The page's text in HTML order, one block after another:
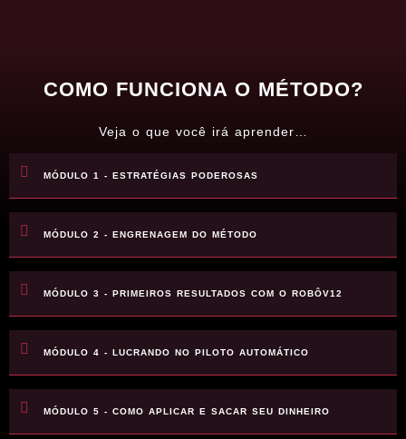
COMO FUNCIONA O MÉTODO?
Veja o que você irá aprender…
MÓDULO 1 - ESTRATÉGIAS PODEROSAS
MÓDULO 2 - ENGRENAGEM DO MÉTODO
MÓDULO 3 - PRIMEIROS RESULTADOS COM O ROBÔV12
MÓDULO 4 - LUCRANDO NO PILOTO AUTOMÁTICO
MÓDULO 5 - COMO APLICAR E SACAR SEU DINHEIRO